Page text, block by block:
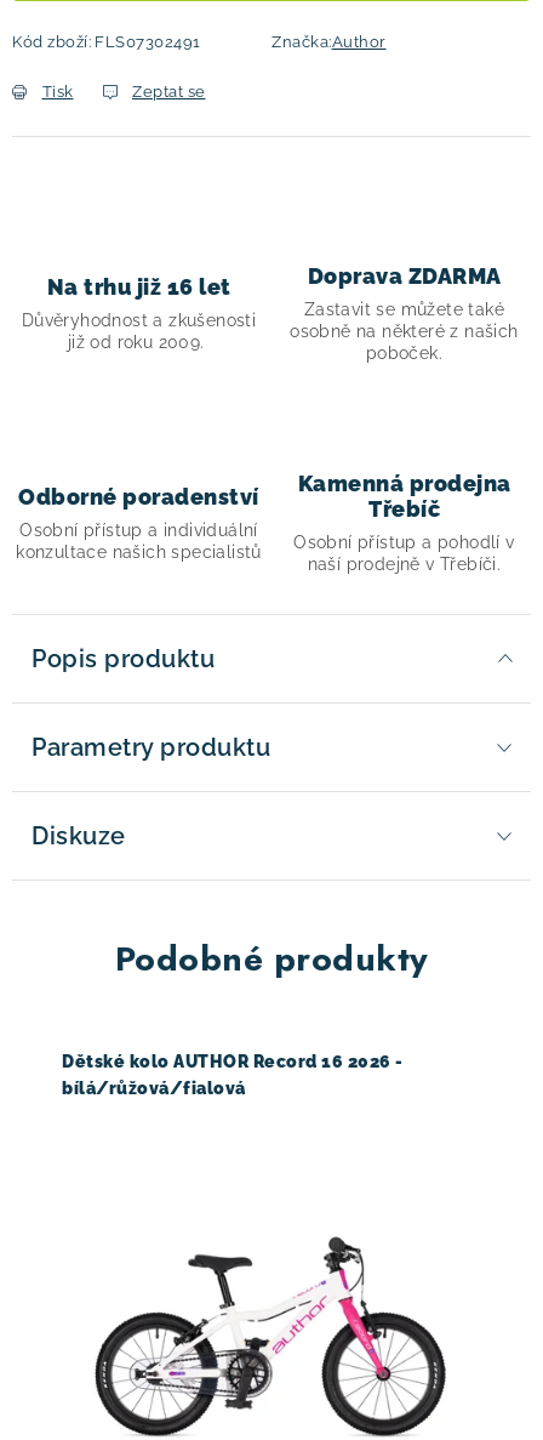
Kód zboží: FLS07302491 Značka:Author
Tisk Zeptat se
Na trhu již 16 let
Důvěryhodnost a zkušenosti
již od roku 2009.
Doprava ZDARMA
Zastavit se můžete také
osobně na některé z našich
poboček.
Odborné poradenství
Osobní přístup a individuální
konzultace našich specialistů
Kamenná prodejna
Třebíč
Osobní přístup a pohodlí v
naší prodejně v Třebíči.
Popis produktu
Parametry produktu
Diskuze
Podobné produkty
Dětské kolo AUTHOR Record 16 2026 -
bílá/růžová/fialová